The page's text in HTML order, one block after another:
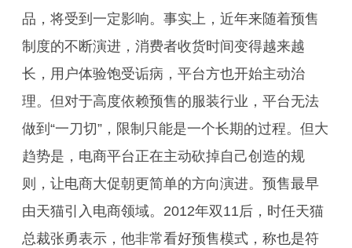
品，将受到一定影响。事实上，近年来随着预售
制度的不断演进，消费者收货时间变得越来越
长，用户体验饱受诟病，平台方也开始主动治
理。但对于高度依赖预售的服装行业，平台无法
做到“一刀切”，限制只能是一个长期的过程。但大
趋势是，电商平台正在主动砍掉自己创造的规
则，让电商大促朝更简单的方向演进。预售最早
由天猫引入电商领域。2012年双11后，时任天猫
总裁张勇表示，他非常看好预售模式，称也是符